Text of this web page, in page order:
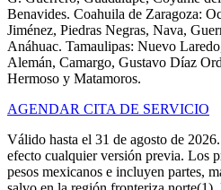
Benavides. Coahuila de Zaragoza:
Jiménez, Piedras Negras, Nava,
Anáhuac. Tamaulipas: Nuevo
Alemán, Camargo, Gustavo Díaz
Hermoso y Matamoros.
AGENDAR CITA DE SERVICIO
Válido hasta el 31 de agosto de
efecto cualquier versión previa. Los
pesos mexicanos e incluyen partes,